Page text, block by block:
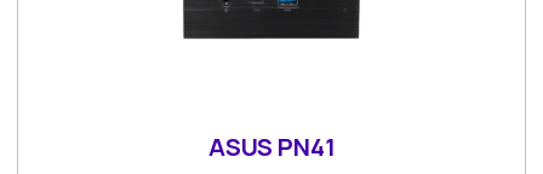
ASUS PN41